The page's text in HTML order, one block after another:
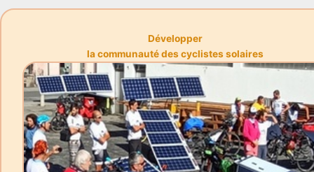
Développer
la communauté des cyclistes solaires